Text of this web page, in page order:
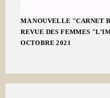
MA NOUVELLE "CARNET
REVUE DES FEMMES
OCTOBRE 2021